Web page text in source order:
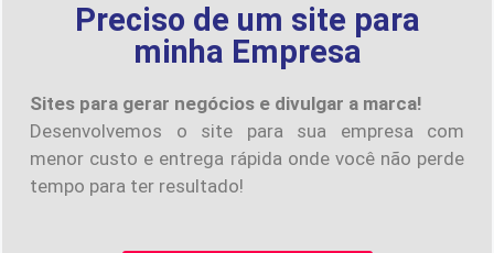
Preciso de um site para
minha Empresa
Sites para gerar negócios e divulgar a marca!
Desenvolvemos o site para sua empresa com
menor custo e entrega rápida onde você não perde
tempo para ter resultado!